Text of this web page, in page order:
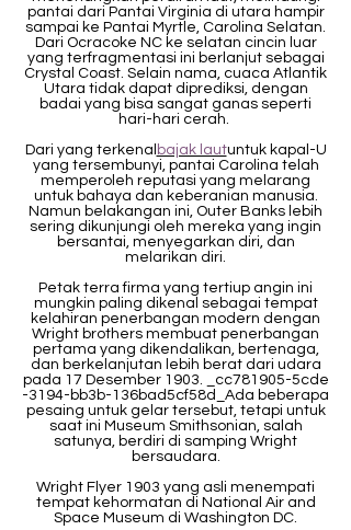
pantai dari Pantai Virginia di utara hampir
sampai ke Pantai Myrtle, Carolina Selatan.
Dari Ocracoke NC ke selatan cincin luar
yang terfragmentasi ini berlanjut sebagai
Crystal Coast. Selain nama, cuaca Atlantik
Utara tidak dapat diprediksi, dengan
badai yang bisa sangat ganas seperti
hari-hari cerah.
Dari yang terkenal bajak lautuntuk kapal-U
yang tersembunyi, pantai Carolina telah
memperoleh reputasi yang melarang
untuk bahaya dan keberanian manusia.
Namun belakangan ini, Outer Banks lebih
sering dikunjungi oleh mereka yang ingin
bersantai, menyegarkan diri, dan
melarikan diri.
Petak terra firma yang tertiup angin ini
mungkin paling dikenal sebagai tempat
kelahiran penerbangan modern dengan
Wright brothers membuat penerbangan
pertama yang dikendalikan, bertenaga,
dan berkelanjutan lebih berat dari udara
pada 17 Desember 1903. _cc781905-5cde
-3194-bb3b-136bad5cf58d_Ada beberapa
pesaing untuk gelar tersebut, tetapi untuk
saat ini Museum Smithsonian, salah
satunya, berdiri di samping Wright
bersaudara.
Wright Flyer 1903 yang asli menempati
tempat kehormatan di National Air and
Space Museum di Washington DC.